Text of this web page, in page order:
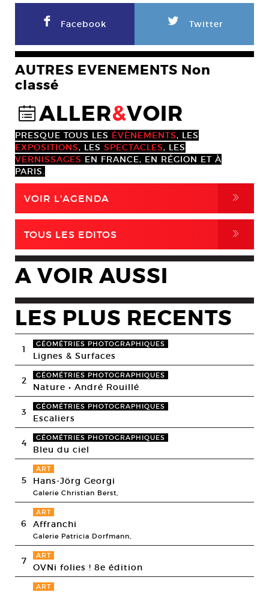
F Facebook L Twitter
AUTRES EVENEMENTS Non
classé
@ALLER&VOIR
PRESQUE TOUS LES ÉVÈNEMENTS, LES
EXPOSITIONS, LES SPECTACLES, LES
VERNISSAGES EN FRANCE, EN RÉGION ET À
PARIS.
VOIR L'AGENDA ,
TOUS LES EDITOS ,
A VOIR AUSSI
LES PLUS RECENTS
1 GÉOMÉTRIES PHOTOGRAPHIQUES
Lignes & Surfaces
2 GÉOMÉTRIES PHOTOGRAPHIQUES
Nature • André Rouillé
3 GÉOMÉTRIES PHOTOGRAPHIQUES
Escaliers
4 GÉOMÉTRIES PHOTOGRAPHIQUES
Bleu du ciel
5
ART
Hans-Jörg Georgi
Galerie Christian Berst,
6
ART
Affranchi
Galerie Patricia Dorfmann,
7 ART
OVNi folies ! 8e édition
ART